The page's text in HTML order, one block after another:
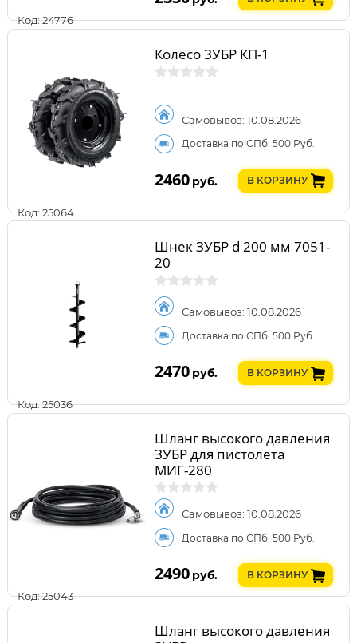
Код: 24776
Код: 25064
Колесо ЗУБР КП-1
Самовывоз: 10.08.2026
Доставка по СПб: 500 Руб.
2460 руб. В КОРЗИНУ
Код: 25036
Шнек ЗУБР d 200 мм 7051-
20
Самовывоз: 10.08.2026
Доставка по СПб: 500 Руб.
2470 руб. В КОРЗИНУ
Код: 25043
Шланг высокого давления
ЗУБР для пистолета
МИГ-280
Самовывоз: 10.08.2026
Доставка по СПб: 500 Руб.
2490 руб. В КОРЗИНУ
Шланг высокого давления